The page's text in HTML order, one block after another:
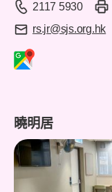
2117 5930
rs.jr@sjs.org.hk
曉明居